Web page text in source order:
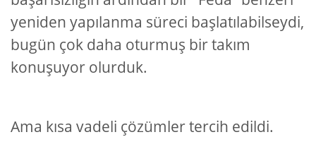
yeniden yapılanma süreci başlatılabilseydi,
bugün çok daha oturmuş bir takım
konuşuyor olurduk.
Ama kısa vadeli çözümler tercih edildi.